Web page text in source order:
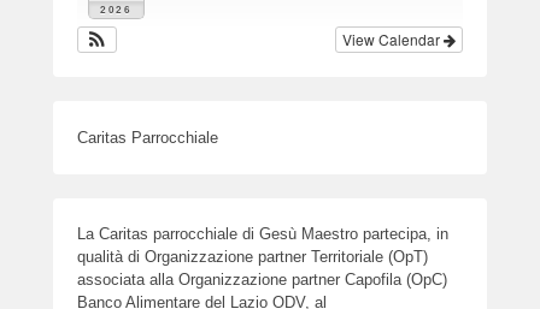
2026
View Calendar
Caritas Parrocchiale
La Caritas parrocchiale di Gesù Maestro partecipa, in
qualità di Organizzazione partner Territoriale (OpT)
associata alla Organizzazione partner Capofila (OpC)
Banco Alimentare del Lazio ODV, al